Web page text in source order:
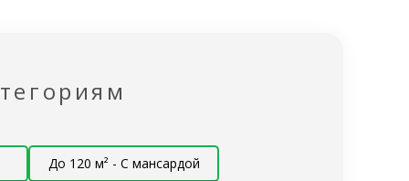
До 120 м² - С мансардой